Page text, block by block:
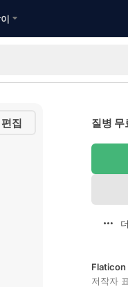
집 질병 무
Flaticon
저작자